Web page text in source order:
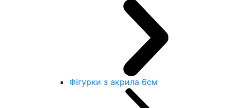
Фігурки з акрила 6см